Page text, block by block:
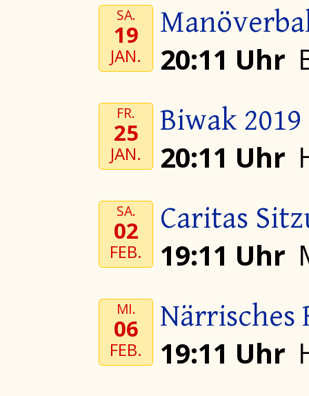
SA.
19
JAN. 20:11 Uhr
FR.
25
JAN.
Biwak 2019
20:11 Uhr
SA.
02
FEB.
Caritas
19:11 Uhr
MI.
06
FEB.
Närrisches
19:11 Uhr